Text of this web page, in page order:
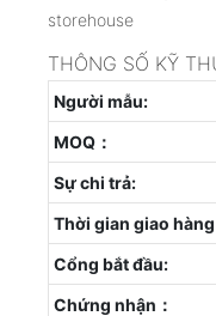
THÔNG SỐ KỸ
Người mẫu:
MOQ：
Sự chi trả:
Thời gian giao hàng
Cổng bắt đầu:
Chứng nhận：